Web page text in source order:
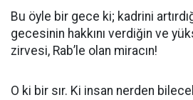
Bu öyle bir gece ki; kadrini
gecesinin hakkını verdiğin ve
zirvesi, Rab’le olan miracın!
O ki bir sır. Ki insan nerden